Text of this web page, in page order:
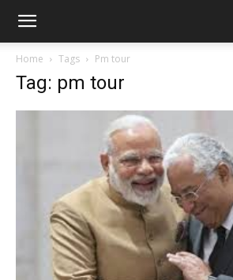
Home Tags Pm tour
Tag: pm tour